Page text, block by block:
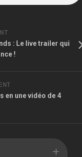
: Le live trailer qui
!
en une vidéo de 4